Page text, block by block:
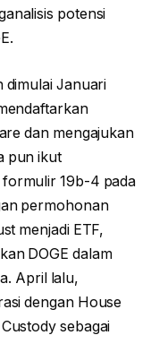
potensi
dimulai Januari
dan mengajukan
pun ikut
19b-4 pada
permohonan
menjadi ETF,
DOGE dalam
April lalu,
dengan House
sebagai